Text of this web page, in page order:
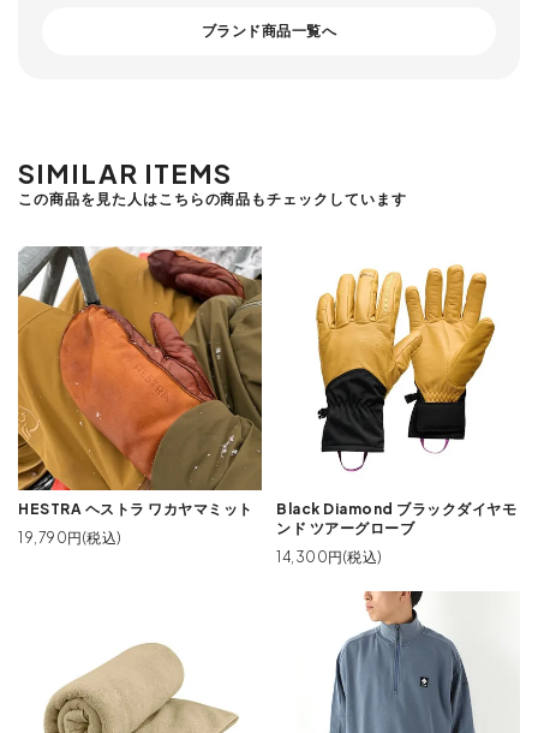
ブランド商品一覧へ
SIMILAR ITEMS
この商品を見た人はこちらの商品もチェックしています
HESTRA ヘストラ ワカヤマミット
19,790円(税込)
Black Diamond ブラックダイヤモ
ンド ツアーグローブ
14,300円(税込)